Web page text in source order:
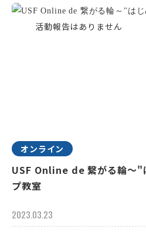
オンライン
USF Online de 繋がる輪～"
プ教室
2023.03.23